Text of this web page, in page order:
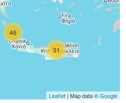
31
46
Leaflet | Map data ©Google